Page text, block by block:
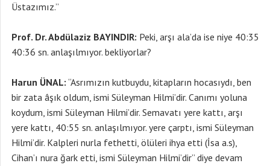
Üstazımız.”
Prof. Dr. Abdülaziz BAYINDIR: Peki, arşı ala’da ise niye 40:35
40:36 sn. anlaşılmıyor. bekliyorlar?
Harun ÜNAL: “Asrımızın kutbuydu, kitapların hocasıydı, ben
bir zata âşık oldum, ismi Süleyman Hilmi’dir. Canımı yoluna
koydum, ismi Süleyman Hilmi’dir. Semavatı yere kattı, arşı
yere kattı, 40:55 sn. anlaşılmıyor. yere çarptı, ismi Süleyman
Hilmi’dir. Kalpleri nurla fethetti, ölüleri ihya etti (İsa a.s),
Cihan’ı nura ğark etti, ismi Süleyman Hilmi’dir” diye devam